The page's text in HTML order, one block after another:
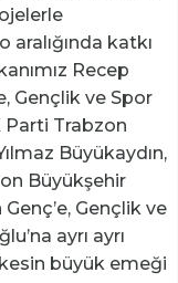
aralığında katkı
Recep
Gençlik ve Spor
Parti Trabzon
Büyükaydın,
Büyükşehir
Gençlik ve
ayrı ayrı
büyük emeği